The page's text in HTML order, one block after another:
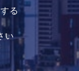
る
い